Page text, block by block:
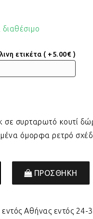
ετικέτα ( +5.00€ )
συρταρωτό κουτί
όμορφα ρετρό
ΠΡΟΣΘΗΚΗ
εντός Αθήνας εντός